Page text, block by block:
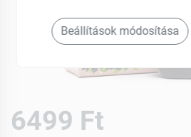
6499 Ft
Beállítások módosítása